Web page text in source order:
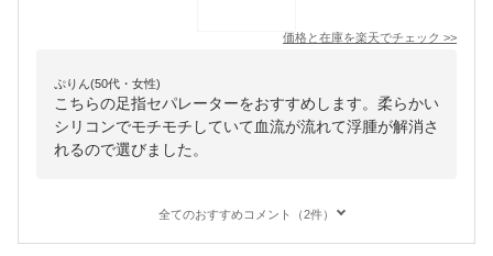
価格と在庫を楽天でチェック >>
ぷりん(50代・女性)
こちらの足指セパレーターをおすすめします。柔らかい
シリコンでモチモチしていて血流が流れて浮腫が解消さ
れるので選びました。
全てのおすすめコメント（2件）